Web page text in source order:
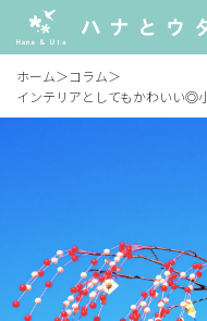
ホーム＞コラム＞
インテリアとしてもかわいい◎